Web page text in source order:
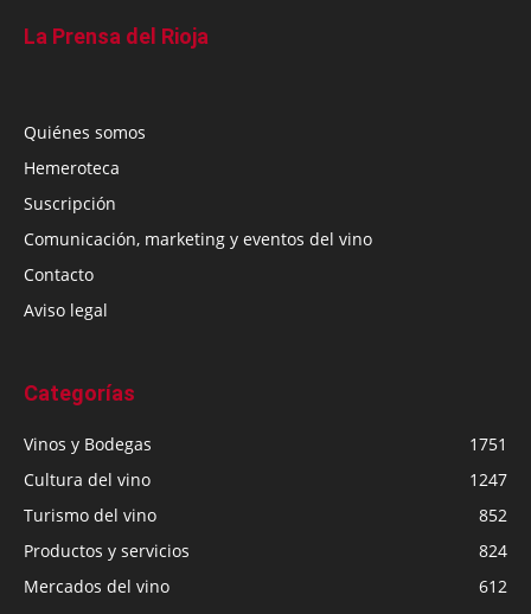
La Prensa del Rioja
Quiénes somos
Hemeroteca
Suscripción
Comunicación, marketing y eventos del vino
Contacto
Aviso legal
Categorías
Vinos y Bodegas
1751
Cultura del vino
1247
Turismo del vino
852
Productos y servicios
824
Mercados del vino
612